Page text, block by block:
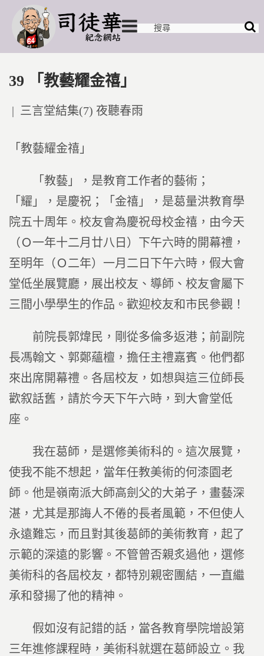
39 「教藝耀金禧」
Posted
三言堂結集(7) 夜聽春雨
「教藝耀金禧」
「教藝」，是教育工作者的藝術；
「耀」，是慶祝；「金禧」，是葛量洪教育學
院五十周年。校友會為慶祝母校金禧，由今天
（Ｏ一年十二月廿八日）下午六時的開幕禮，
至明年（Ｏ二年）一月二日下午六時，假大會
堂低坐展覽廳，展出校友、導師、校友會屬下
三間小學學生的作品。歡迎校友和市民參觀！
前院長郭煒民，剛從多倫多返港；前副院
長馮翰文、郭鄭蘊檀，擔任主禮嘉賓。他們都
來出席開幕禮。各屆校友，如想與這三位師長
歡叙話舊，請於今天下午六時，到大會堂低
座。
我在葛師，是選修美術科的。這次展覽，
使我不能不想起，當年任教美術的何漆園老
師。他是嶺南派大師高劍父的大弟子，畫藝深
湛，尤其是那誨人不倦的長者風範，不但使人
永遠難忘，而且對其後葛師的美術教育，起了
示範的深遠的影響。不管曾否親炙過他，選修
美術科的各屆校友，都特別親密團結，一直繼
承和發揚了他的精神。
假如沒有記錯的話，當各教育學院增設第
三年進修課程時，美術科就選在葛師設立。我